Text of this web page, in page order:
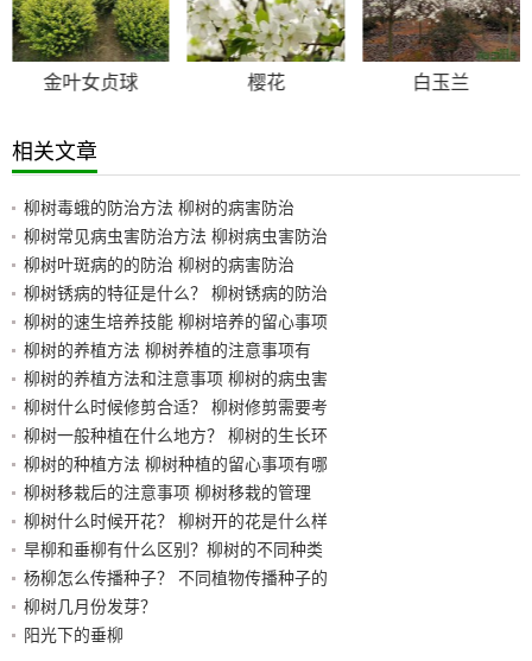
金叶女贞球 樱花 白玉兰
相关文章
柳树毒蛾的防治方法 柳树的病害防治
柳树常见病虫害防治方法 柳树病虫害防治
柳树叶斑病的的防治 柳树的病害防治
柳树锈病的特征是什么？ 柳树锈病的防治
柳树的速生培养技能 柳树培养的留心事项
柳树的养植方法 柳树养植的注意事项有
柳树的养植方法和注意事项 柳树的病虫害
柳树什么时候修剪合适？ 柳树修剪需要考
柳树一般种植在什么地方？ 柳树的生长环
柳树的种植方法 柳树种植的留心事项有哪
柳树移栽后的注意事项 柳树移栽的管理
柳树什么时候开花？ 柳树开的花是什么样
旱柳和垂柳有什么区别？柳树的不同种类
杨柳怎么传播种子？ 不同植物传播种子的
柳树几月份发芽？
阳光下的垂柳